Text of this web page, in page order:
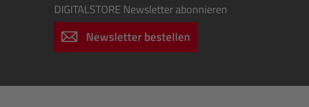
DIGITALSTORE Newsletter abonnieren
Newsletter bestellen